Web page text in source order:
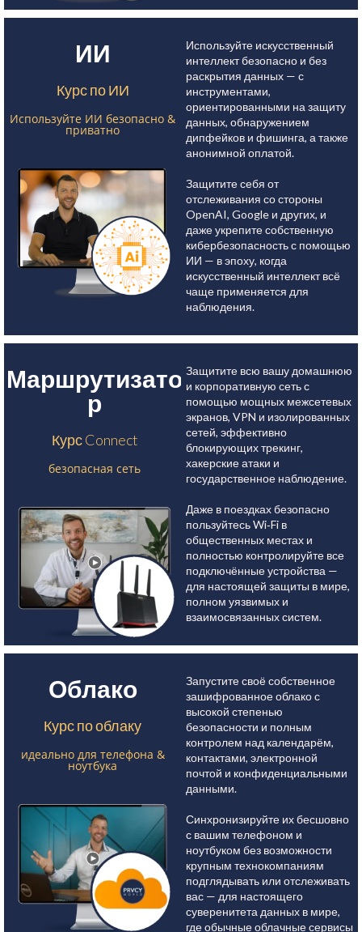
ИИ
Курс по ИИ
Используйте ИИ безопасно &
приватно
Используйте искусственный
интеллект безопасно и без
раскрытия данных — с
инструментами,
ориентированными на защиту
данных, обнаружением
дипфейков и фишинга, а также
анонимной оплатой.
Защитите себя от
отслеживания со стороны
OpenAI, Google и других, и
даже укрепите собственную
кибербезопасность с помощью
ИИ — в эпоху, когда
искусственный интеллект всё
чаще применяется для
наблюдения.
Маршрутизато
р
Курс Connect
безопасная сеть
Защитите всю вашу домашнюю
и корпоративную сеть с
помощью мощных межсетевых
экранов, VPN и изолированных
сетей, эффективно
блокирующих трекинг,
хакерские атаки и
государственное наблюдение.
Даже в поездках безопасно
пользуйтесь Wi‑Fi в
общественных местах и
полностью контролируйте все
подключённые устройства —
для настоящей защиты в мире,
полном уязвимых и
взаимосвязанных систем.
Облако
Курс по облаку
идеально для телефона &
ноутбука
Запустите своё собственное
зашифрованное облако с
высокой степенью
безопасности и полным
контролем над календарём,
контактами, электронной
почтой и конфиденциальными
данными.
Синхронизируйте их бесшовно
с вашим телефоном и
ноутбуком без возможности
крупным технокомпаниям
подглядывать или отслеживать
вас — для настоящего
суверенитета данных в мире,
где обычные облачные сервисы